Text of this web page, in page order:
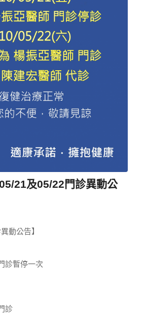
21及05/22門診異動公
動公告】
診暫停一次
診